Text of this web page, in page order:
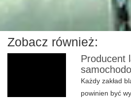
Zobacz również:
Producent
Każdy zakład
powinien być